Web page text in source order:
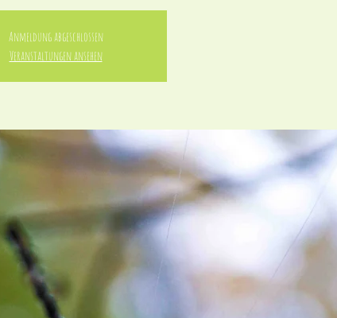
Anmeldung abgeschlossen
Veranstaltungen ansehen